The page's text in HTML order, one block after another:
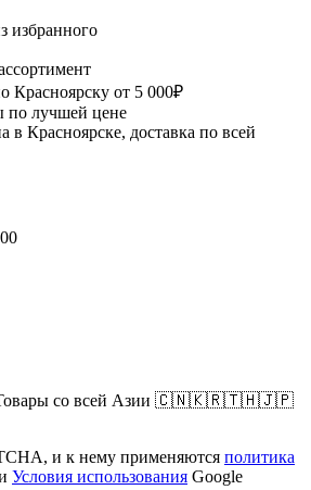
избранного
Красноярску от 5 000₽
по лучшей цене
в Красноярске, доставка по всей
со всей Азии 🇨🇳🇰🇷🇹🇭🇯🇵
и к нему применяются политика
Условия использования Google